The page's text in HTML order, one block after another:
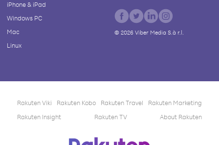
iPhone & iPad
Windows PC
Mac
Linux
© 2026Viber Media S.à r.l.
Rakuten Viki Rakuten Kobo Rakuten Travel
Rakuten Marketing
Rakuten Insight
Rakuten TV About Rakuten